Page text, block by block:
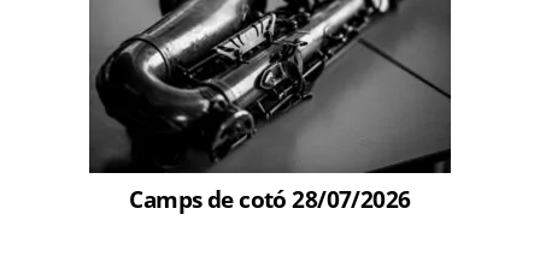
Camps de cotó 28/07/2026